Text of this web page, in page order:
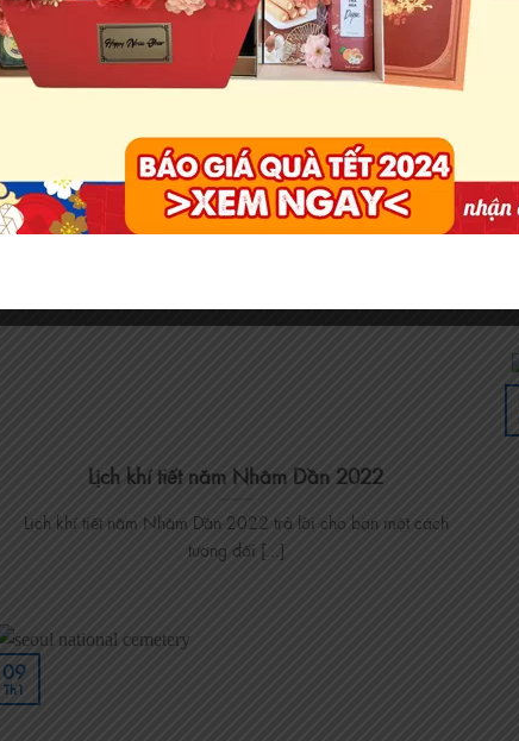
QUẺ ĐỊA THỦY SƯ
Quẻ Địa Thủy Sư là quẻ thứ 7 trong 64 quẻ Kinh Dịch, trước
Lịch khí tiết năm Nhâm Dần 2022
Lịch khí tiết năm Nhâm Dần 2022 trả lời cho bạn một cách
tương đối [...]
02
09
Th1